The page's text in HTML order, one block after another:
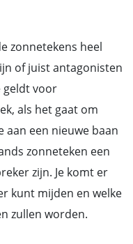
zonnetekens heel
of juist antagonisten
geldt voor
als het gaat om
aan een nieuwe baan
zonneteken een
zijn. Je komt er
kunt mijden en welke
zullen worden.